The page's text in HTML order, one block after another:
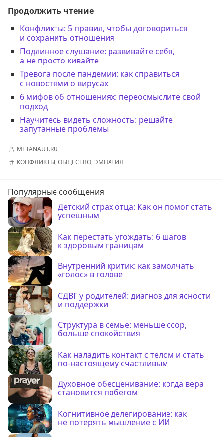
Продолжить чтение
Конфликты: 5 правил, чтобы договориться
и сохранить отношения
Подлинное слушание: развивайте себя,
а не просто кивайте
Тревога после пандемии: как справиться
с новостями о вирусах
6 мифов об отношениях: переосмыслите свой
подход
Научитесь видеть сложность: решайте
запутанные проблемы
METANAUT.RU
КОНФЛИКТЫ,ОБЩЕСТВО,ЭМПАТИЯ
Популярные сообщения
Детский страх отца: Как он помог стать
успешным
Как перестать угождать: 6 шагов
к здоровым границам
Внутренний критик: как замолчать
«голос» в голове
СДВГ у родителей: диагноз для ясности
и поддержки
Структура в семье: меньше ссор,
больше спокойствия
Как наладить контакт с телом и стать
по-настоящему счастливым
Духовное обесценивание: когда вера
становится побегом
Когнитивное делегирование: как
не потерять мышление с ИИ